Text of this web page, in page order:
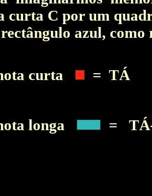
curta C por um
azul, como
curta = TÁ
longa =